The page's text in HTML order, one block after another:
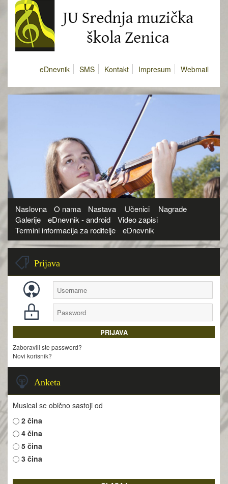
eDnevnik SMS Kontakt Impresum Webmail
Naslovna O nama Nastava Učenici
Nagrade
Galerije
eDnevnik - android
Video zapisi
Termini informacija za roditelje
eDnevnik
Prijava
Zaboravili ste password?
Novi korisnik?
Anketa
Musical se obično sastoji od
2 čina
4 čina
5 čina
3 čina